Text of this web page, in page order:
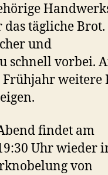
tägliche Brot.
und
schnell vorbei.
Frühjahr weitere
findet am
Uhr wieder
von